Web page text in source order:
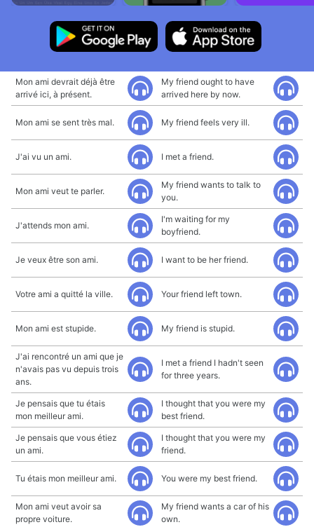
Mon ami devrait déjà être
arrivé ici, à présent.
My friend ought to have
arrived here by now.
Mon ami se sent très mal. My friend feels very ill.
J'ai vu un ami. I met a friend.
Mon ami veut te parler.
My friend wants to talk to
you.
J'attends mon ami.
I'm waiting for my
boyfriend.
Je veux être son ami. I want to be her friend.
Votre ami a quitté la ville. Your friend left town.
Mon ami est stupide. My friend is stupid.
J'ai rencontré un ami que je
n'avais pas vu depuis trois
ans.
I met a friend I hadn't seen
for three years.
Je pensais que tu étais
mon meilleur ami.
I thought that you were my
best friend.
Je pensais que vous étiez
un ami.
I thought that you were my
friend.
Tu étais mon meilleur ami. You were my best friend.
Mon ami veut avoir sa
propre voiture.
My friend wants a car of his
own.